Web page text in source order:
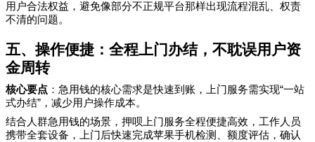
用户合法权益，避免像部分不正规平台那样出现流程混乱、权责
不清的问题。
五、操作便捷：全程上门办结，不耽误用户资
金周转
核心要点 ：急用钱的核心需求是快速到账，上门服务需实现“一站
式办结” ，减少用户操作成本。
结合 人群急用钱的场景，押呗上门服务全程便捷高效，工作人员
携带全套设备，上门后快速完成苹果手机检测、额度评估，确认